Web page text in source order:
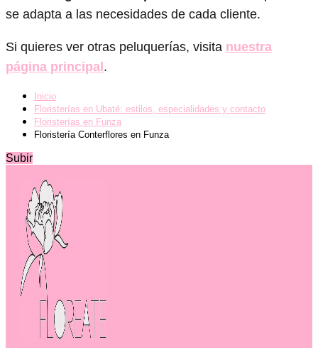
se adapta a las necesidades de cada cliente.
Si quieres ver otras peluquerías, visita nuestra
página principal.
Inicio
Floristerías en Ubaté: estilos, especialidades y contacto
Floristerías en Funza
Floristería Conterflores en Funza
Subir